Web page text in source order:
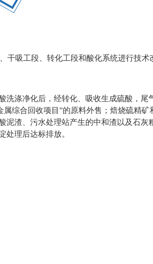
干吸工段、转化工段和酸化系统进行技术
涤净化后，经转化、吸收生成硫酸，尾
属综合回收项目”的原料外售；焙烧硫精矿
渣、污水处理站产生的中和渣以及石灰
处理后达标排放。